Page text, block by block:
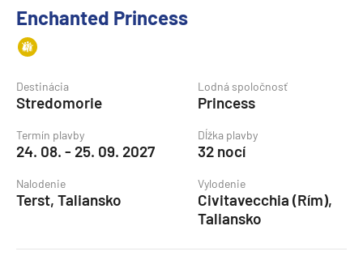
Enchanted Princess
Destinácia
Stredomorie
Lodná spoločnosť
Princess
Termín plavby
24. 08. - 25. 09. 2027
Dĺžka plavby
32 nocí
Nalodenie
Terst, Taliansko
Vylodenie
Civitavecchia (Rím),
Taliansko